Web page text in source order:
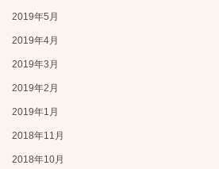
2019年5月
2019年4月
2019年3月
2019年2月
2019年1月
2018年11月
2018年10月